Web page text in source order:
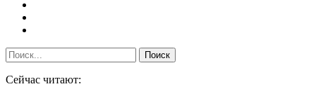
Сейчас читают: